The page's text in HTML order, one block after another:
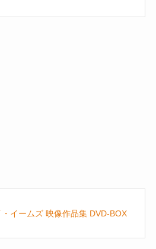
イームズ 映像作品集 DVD-BOX